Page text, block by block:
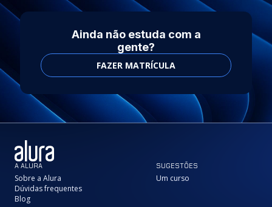
Ainda não estuda com a
gente?
FAZER MATRÍCULA
A ALURA
Sobre a Alura
Dúvidas frequentes
Blog
SUGESTÕES
Um curso